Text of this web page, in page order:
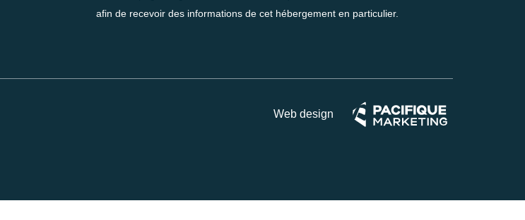
afin de recevoir des informations de cet hébergement en particulier.
Web design